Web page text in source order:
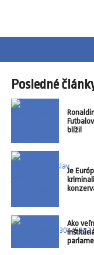
Posledné
blíži!
Je
Ako